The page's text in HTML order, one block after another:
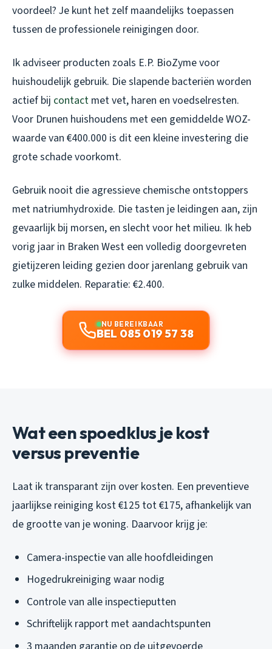
voordeel? Je kunt het zelf maandelijks toepassen
tussen de professionele reinigingen door.
Ik adviseer producten zoals E.P. BioZyme voor
huishoudelijk gebruik. Die slapende bacteriën worden
actief bij contact met vet, haren en voedselresten.
Voor Drunen huishoudens met een gemiddelde WOZ-
waarde van €400.000 is dit een kleine investering die
grote schade voorkomt.
Gebruik nooit die agressieve chemische ontstoppers
met natriumhydroxide. Die tasten je leidingen aan, zijn
gevaarlijk bij morsen, en slecht voor het milieu. Ik heb
vorig jaar in Braken West een volledig doorgevreten
gietijzeren leiding gezien door jarenlang gebruik van
zulke middelen. Reparatie: €2.400.
NU BEREIKBAAR
BEL 085 019 57 38
Wat een spoedklus je kost
versus preventie
Laat ik transparant zijn over kosten. Een preventieve
jaarlijkse reiniging kost €125 tot €175, afhankelijk van
de grootte van je woning. Daarvoor krijg je:
Camera-inspectie van alle hoofdleidingen
Hogedrukreiniging waar nodig
Controle van alle inspectieputten
Schriftelijk rapport met aandachtspunten